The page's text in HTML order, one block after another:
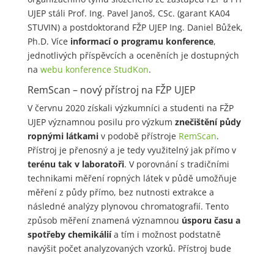
UJEP stáli Prof. Ing. Pavel Janoš, CSc. (garant KA04
STUVIN) a postdoktorand FŽP UJEP Ing. Daniel Bůžek,
Ph.D. Víceinformací o programu konference,
jednotlivých příspěvcích a oceněních je dostupných
na webu konference StudKon.
RemScan – nový přístroj na FŽP UJEP
V červnu 2020 získali výzkumníci a studenti na FŽP
UJEP významnou posilu pro výzkum znečištění půdy
ropnými látkamiv podobě přístroje RemScan.
Přístroj je přenosný a je tedy využitelný jak přímo v
terénu tak v laboratoři. V porovnání s tradičními
technikami měření ropných látek v půdě umožňuje
měření z půdy přímo, bez nutnosti extrakce a
následné analýzy plynovou chromatografií. Tento
způsob měření znamená významnou úsporu času a
spotřeby chemikáliía tím i možnost podstatně
navýšit počet analyzovaných vzorků. Přístroj bude